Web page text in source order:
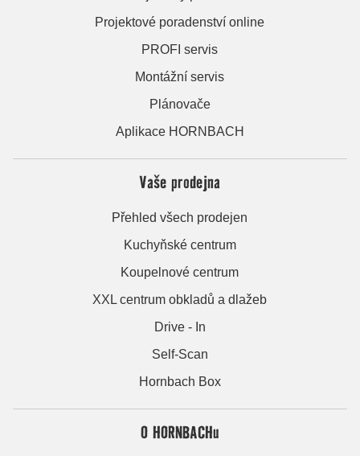
Projektové poradenství online
PROFI servis
Montážní servis
Plánovače
Aplikace HORNBACH
Vaše prodejna
Přehled všech prodejen
Kuchyňské centrum
Koupelnové centrum
XXL centrum obkladů a dlažeb
Drive - In
Self-Scan
Hornbach Box
O HORNBACHu